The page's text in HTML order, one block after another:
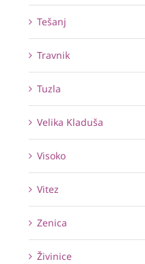
Tešanj
Travnik
Tuzla
Velika Kladuša
Visoko
Vitez
Zenica
Živinice